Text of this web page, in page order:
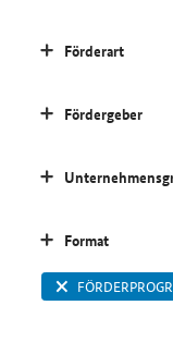
Förderart
Fördergeber
Format